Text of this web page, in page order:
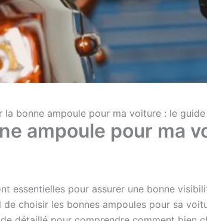
la bonne ampoule pour ma voiture : le
ampoule pour ma
essentielles pour assurer une bonne
choisir les bonnes ampoules pour sa